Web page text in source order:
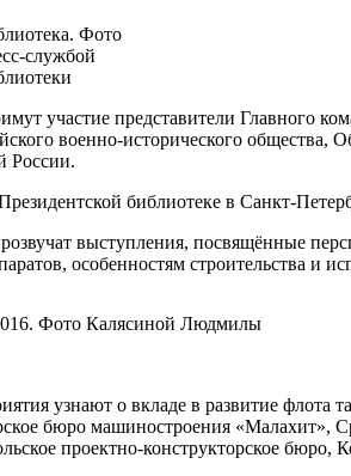
Фото
службой
участие представители Главного
военно-исторического
России.
библиотеке в Санкт-
выступления, посвящённые
особенностям строительства и
Фото Калясиной Людмилы
узнают о вкладе в развитие флота
бюро машиностроения «Малахит»,
проектно-конструкторское бюро,